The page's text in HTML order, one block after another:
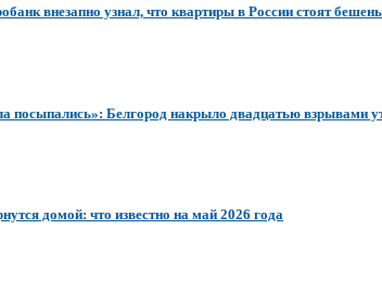
внезапно узнал, что квартиры в России стоят
посыпались»: Белгород накрыло двадцатью взрывами
домой: что известно на май 2026 года